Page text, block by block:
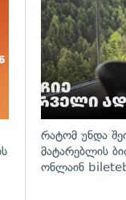
რატომ უნდა
მატარებლის
ონლაინ